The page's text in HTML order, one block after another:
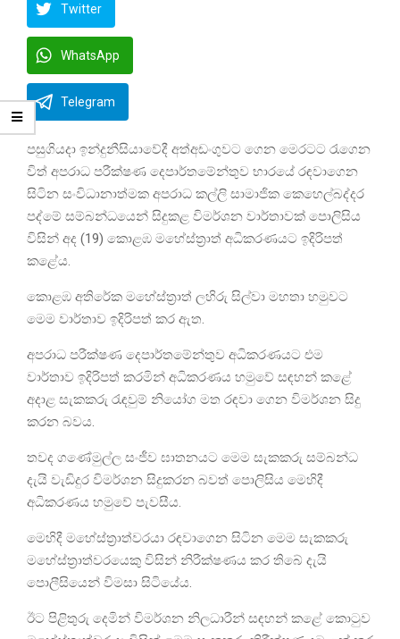
Twitter
WhatsApp
Telegram
පසුගියදා ඉන්දුනීසියාවේදී අත්අඩංගුවට ගෙන මෙරටට රැගෙන
විත් අපරාධ පරීක්ෂණ දෙපාර්තමේන්තුව භාරයේ රඳවාගෙන
සිටින සංවිධානාත්මක අපරාධ කල්ලි සාමාජික කෙහෙල්බද්දර
පද්මේ සම්බන්ධයෙන් සිදුකළ විමර්ශන වාර්තාවක් පොලිසිය
විසින් අද (19) කොළඹ මහේස්ත්‍රාත් අධිකරණයට ඉදිරිපත්
කළේය.
කොළඹ අතිරේක මහේස්ත්‍රාත් ලහිරු සිල්වා මහතා හමුවට
මෙම වාර්තාව ඉදිරිපත් කර ඇත.
අපරාධ පරීක්ෂණ දෙපාර්තමේන්තුව අධිකරණයට එම
වාර්තාව ඉදිරිපත් කරමින් අධිකරණය හමුවේ සඳහන් කළේ
අදාළ සැකකරු රැඳවුම් නියෝග මත රඳවා ගෙන විමර්ශන සිදු
කරන බවය.
තවද ගණේමුල්ල සංජීව ඝාතනයට මෙම සැකකරු සම්බන්ධ
දැයි වැඩිදුර විමර්ශන සිදුකරන බවත් පොලිසිය මෙහිදී
අධිකරණය හමුවේ පැවසීය.
මෙහිදී මහේස්ත්‍රාත්වරයා රඳවාගෙන සිටින මෙම සැකකරු
මහේස්ත්‍රාත්වරයෙකු විසින් නිරීක්ෂණය කර තිබේ දැයි
පොලීසියෙන් විමසා සිටියේය.
ඊට පිළිතුරු දෙමින් විමර්ශන නිලධාරීන් සඳහන් කළේ කොටුව